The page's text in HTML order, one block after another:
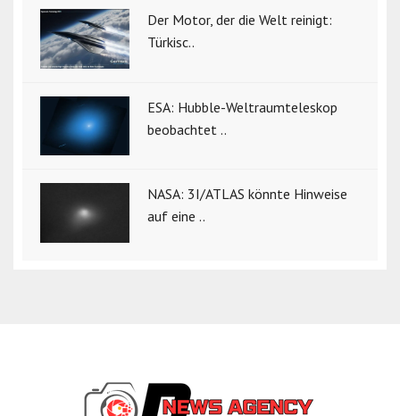
Der Motor, der die Welt reinigt:
Türkisc..
ESA: Hubble-Weltraumteleskop
beobachtet ..
NASA: 3I/ATLAS könnte Hinweise
auf eine ..